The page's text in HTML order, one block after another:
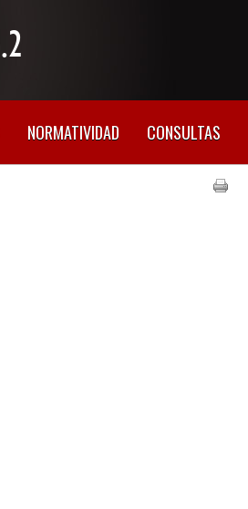
NORMATIVIDAD CONSULTAS